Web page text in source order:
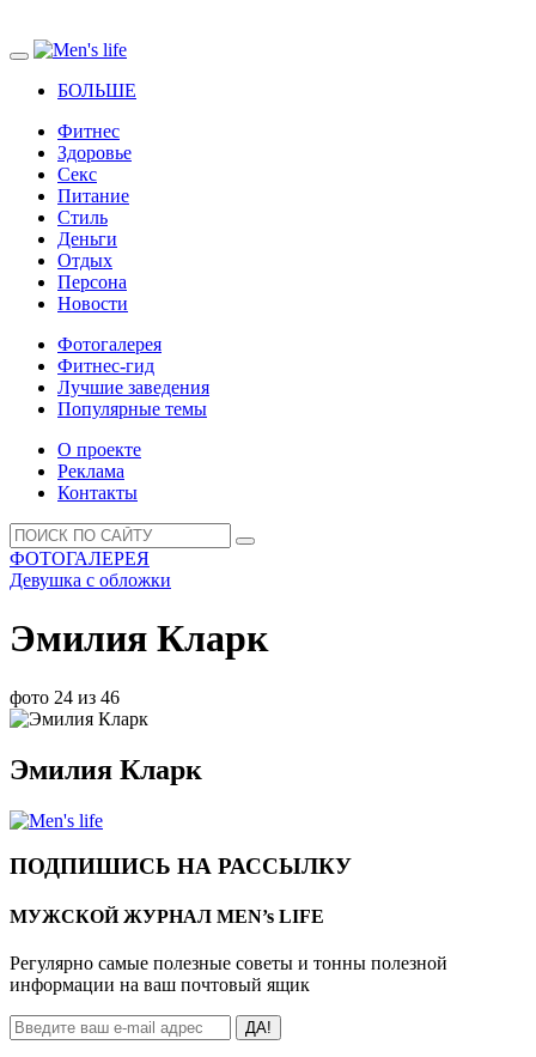
БОЛЬШЕ
Фитнес
Здоровье
Секс
Питание
Стиль
Деньги
Отдых
Персона
Новости
Фотогалерея
Фитнес-гид
Лучшие заведения
Популярные темы
О проекте
Реклама
Контакты
ФОТОГАЛЕРЕЯ
Девушка с обложки
Эмилия Кларк
фото 24 из 46
Эмилия Кларк
ПОДПИШИСЬ НА РАССЫЛКУ
МУЖСКОЙ ЖУРНАЛ MEN’s LIFE
Регулярно самые полезные советы и тонны полезной
информации на ваш почтовый ящик
ДА!